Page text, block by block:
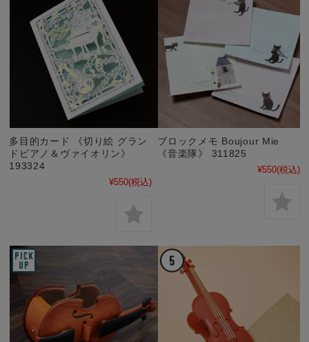
多目的カード 《切り絵 グラン
ドピアノ＆ヴァイオリン》
193324
¥550(税込)
ブロックメモ Boujour Mie
《音楽隊》 311825
¥550(税込)